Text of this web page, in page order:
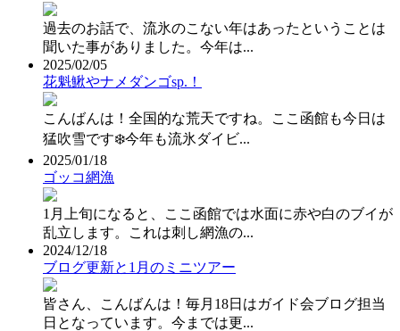
過去のお話で、流氷のこない年はあったということは
聞いた事がありました。今年は...
2025/02/05
花魁鰍やナメダンゴsp.！
こんばんは！全国的な荒天ですね。ここ函館も今日は
猛吹雪です❄️今年も流氷ダイビ...
2025/01/18
ゴッコ網漁
1月上旬になると、ここ函館では水面に赤や白のブイが
乱立します。これは刺し網漁の...
2024/12/18
ブログ更新と1月のミニツアー
皆さん、こんばんは！毎月18日はガイド会ブログ担当
日となっています。今までは更...